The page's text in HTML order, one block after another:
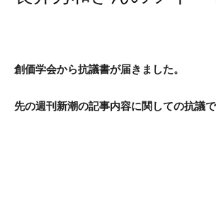
創価学会から抗議書が届きました。
先の週刊新潮の記事内容に関しての抗議で